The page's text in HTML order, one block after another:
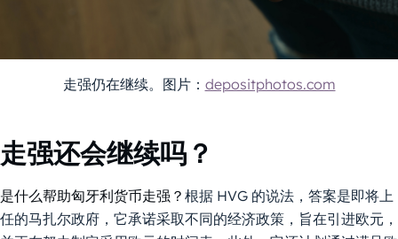
走强仍在继续。图片： depositphotos.com
走强还会继续吗？
是什么帮助匈牙利货币走强？ 根据 HVG 的说法，答案是即将上
任的马扎尔政府，它承诺采取不同的经济政策，旨在引进欧元，